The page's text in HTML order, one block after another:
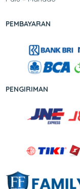
PEMBAYARAN
PENGIRIMAN